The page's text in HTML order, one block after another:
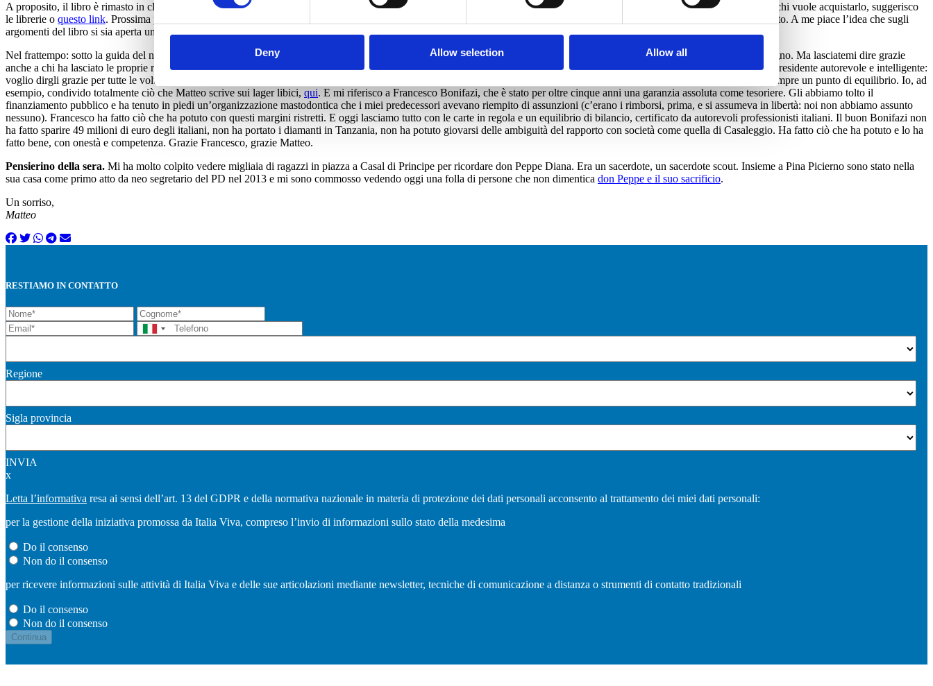
Deny Allow selection Allow all
A proposito, il libro è rimasto in classifica ancora in questa settimana, pazzesco. Siamo ancora primi in saggistica e quarti nella classifica generale. Non so come dirvi grazie. Per chi vuole acquistarlo, suggerisco
le librerie o questo link. Prossima presentazione: con Paolo Mieli in provincia di Brescia il 29 a Castenedolo. Poi in quei giorni aggiungeremo alcune tappe tra Lombardia e Veneto. A me piace l’idea che sugli
argomenti del libro si sia aperta una discussione vera. Torno nel Nord Est a parlarne perché proprio il Nord Est sarà paradossalmente l’epicentro della rivolta contro Salvini.
Nel frattempo: sotto la guida del nuovo segretario Zingaretti si sono rinnovati gli organismi interni del Pd. Auguri di buon lavoro a tutti coloro che hanno iniziato un nuovo impegno. Ma lasciatemi dire grazie
anche a chi ha lasciato le proprie responsabilità: soprattutto a due persone che si sono impegnate con grande passione e competenza. Mi riferisco a Matteo Orfini, che è stato un Presidente autorevole e intelligente:
voglio dirgli grazie per tutte le volte in cui ci siamo confrontati partendo da posizioni molto distanti ma trovando sempre il gusto di riconoscere le ragioni dell’altro. E trovando sempre un punto di equilibrio. Io, ad
esempio, condivido totalmente ciò che Matteo scrive sui lager libici, qui. E mi riferisco a Francesco Bonifazi, che è stato per oltre cinque anni una garanzia assoluta come tesoriere. Gli abbiamo tolto il
finanziamento pubblico e ha tenuto in piedi un’organizzazione mastodontica che i miei predecessori avevano riempito di assunzioni (c’erano i rimborsi, prima, e si assumeva in libertà: noi non abbiamo assunto
nessuno). Francesco ha fatto ciò che ha potuto con questi margini ristretti. E oggi lasciamo tutto con le carte in regola e un equilibrio di bilancio, certificato da autorevoli professionisti italiani. Il buon Bonifazi non
ha fatto sparire 49 milioni di euro degli italiani, non ha portato i diamanti in Tanzania, non ha potuto giovarsi delle ambiguità del rapporto con società come quella di Casaleggio. Ha fatto ciò che ha potuto e lo ha
fatto bene, con onestà e competenza. Grazie Francesco, grazie Matteo.
Pensierino della sera. Mi ha molto colpito vedere migliaia di ragazzi in piazza a Casal di Principe per ricordare don Peppe Diana. Era un sacerdote, un sacerdote scout. Insieme a Pina Picierno sono stato nella
sua casa come primo atto da neo segretario del PD nel 2013 e mi sono commosso vedendo oggi una folla di persone che non dimentica don Peppe e il suo sacrificio.
Un sorriso,
Matteo
RESTIAMO IN CONTATTO
Regione
Sigla provincia
INVIA
x
Letta l’informativa resa ai sensi dell’art. 13 del GDPR e della normativa nazionale in materia di protezione dei dati personali acconsento al trattamento dei miei dati personali:
per la gestione della iniziativa promossa da Italia Viva, compreso l’invio di informazioni sullo stato della medesima
Do il consenso
Non do il consenso
per ricevere informazioni sulle attività di Italia Viva e delle sue articolazioni mediante newsletter, tecniche di comunicazione a distanza o strumenti di contatto tradizionali
Do il consenso
Non do il consenso